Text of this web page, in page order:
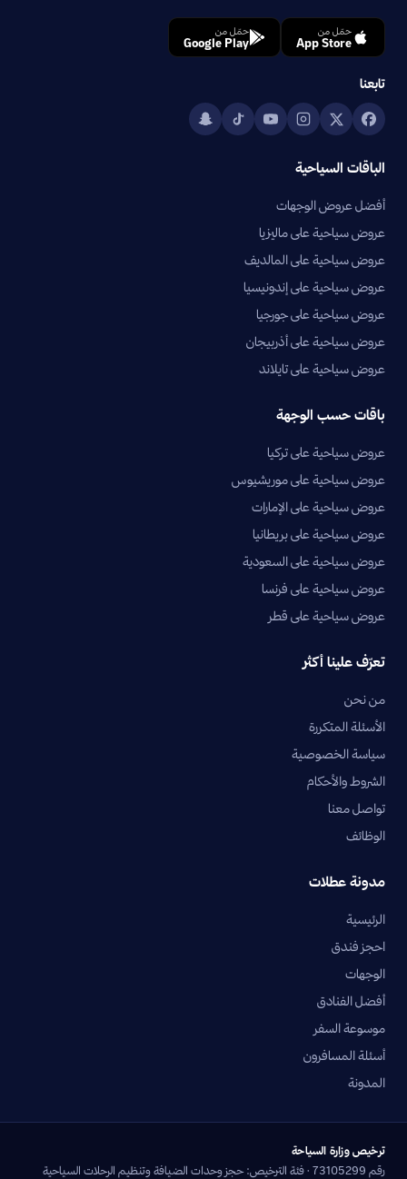
حمّل من
App Store
حمّل من
Google Play
تابعنا
الباقات السياحية
أفضل عروض الوجهات
عروض سياحية على ماليزيا
عروض سياحية على المالديف
عروض سياحية على إندونيسيا
عروض سياحية على جورجيا
عروض سياحية على أذربيجان
عروض سياحية على تايلاند
باقات حسب الوجهة
عروض سياحية على تركيا
عروض سياحية على موريشيوس
عروض سياحية على الإمارات
عروض سياحية على بريطانيا
عروض سياحية على السعودية
عروض سياحية على فرنسا
عروض سياحية على قطر
تعرّف علينا أكثر
من نحن
الأسئلة المتكررة
سياسة الخصوصية
الشروط والأحكام
تواصل معنا
الوظائف
مدونة عطلات
الرئيسية
احجز فندق
الوجهات
أفضل الفنادق
موسوعة السفر
أسئلة المسافرون
المدونة
ترخيص وزارة السياحة
رقم 73105299 · فئة الترخيص: حجز وحدات الضيافة وتنظيم الرحلات السياحية